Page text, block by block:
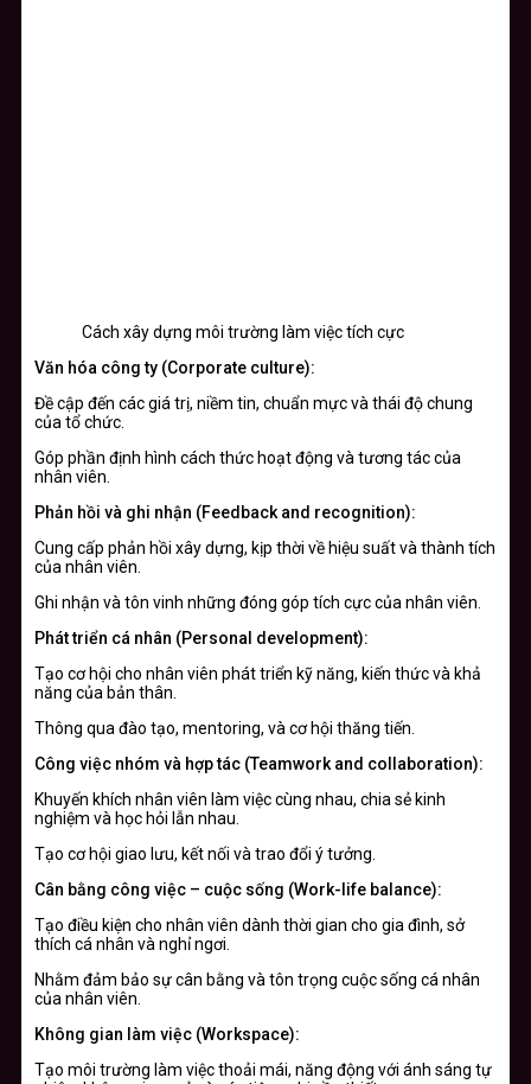
Cách xây dựng môi trường làm việc tích cực
Văn hóa công ty (Corporate culture):
Đề cập đến các giá trị, niềm tin, chuẩn mực và thái độ chung
của tổ chức.
Góp phần định hình cách thức hoạt động và tương tác của
nhân viên.
Phản hồi và ghi nhận (Feedback and recognition):
Cung cấp phản hồi xây dựng, kịp thời về hiệu suất và thành tích
của nhân viên.
Ghi nhận và tôn vinh những đóng góp tích cực của nhân viên.
Phát triển cá nhân (Personal development):
Tạo cơ hội cho nhân viên phát triển kỹ năng, kiến thức và khả
năng của bản thân.
Thông qua đào tạo, mentoring, và cơ hội thăng tiến.
Công việc nhóm và hợp tác (Teamwork and collaboration):
Khuyến khích nhân viên làm việc cùng nhau, chia sẻ kinh
nghiệm và học hỏi lẫn nhau.
Tạo cơ hội giao lưu, kết nối và trao đổi ý tưởng.
Cân bằng công việc – cuộc sống (Work-life balance):
Tạo điều kiện cho nhân viên dành thời gian cho gia đình, sở
thích cá nhân và nghỉ ngơi.
Nhằm đảm bảo sự cân bằng và tôn trọng cuộc sống cá nhân
của nhân viên.
Không gian làm việc (Workspace):
Tạo môi trường làm việc thoải mái, năng động với ánh sáng tự